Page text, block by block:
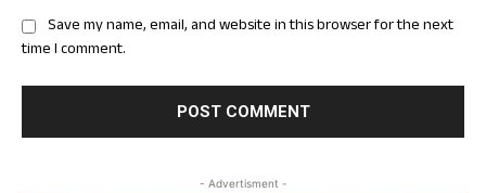
Save my name, email, and website in this browser for the next
time I comment.
- Advertisment -